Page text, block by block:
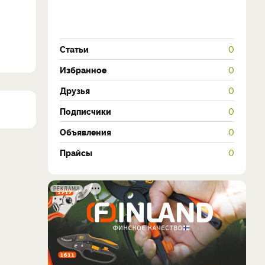
Статьи 0
Избранное 0
Друзья 0
Подписчики 0
Объявления 0
Прайсы 0
РЕКЛАМА